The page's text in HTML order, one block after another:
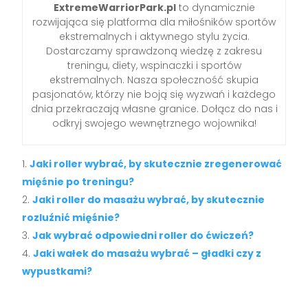
ExtremeWarriorPark.plto dynamicznie
rozwijająca się platforma dla miłośników sportów
ekstremalnych i aktywnego stylu życia.
Dostarczamy sprawdzoną wiedzę z zakresu
treningu, diety, wspinaczki i sportów
ekstremalnych. Nasza społeczność skupia
pasjonatów, którzy nie boją się wyzwań i każdego
dnia przekraczają własne granice. Dołącz do nas i
odkryj swojego wewnętrznego wojownika!
Jaki roller wybrać, by skutecznie zregenerować
mięśnie po treningu?
Jaki roller do masażu wybrać, by skutecznie
rozluźnić mięśnie?
Jak wybrać odpowiedni roller do ćwiczeń?
Jaki wałek do masażu wybrać – gładki czy z
wypustkami?